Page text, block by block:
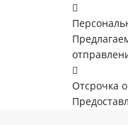
Отсрочка